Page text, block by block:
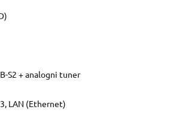
S2 + analogni tuner
LAN (Ethernet)